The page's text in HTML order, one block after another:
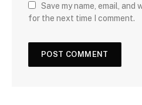
Save my name, email, and
for the next time I comment.